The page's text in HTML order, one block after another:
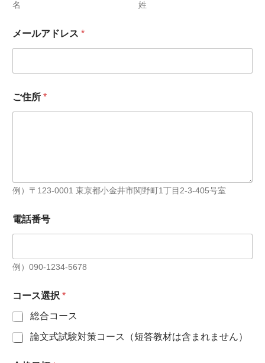
名 姓
ー
ル
ス
ご
住
メールアドレス *
ご住所 *
例）〒123-0001 東京都小金井市関野町1丁目2-3-405号室
電話番号
例）090-1234-5678
コース選択 *
総合コース
論文式試験対策コース（短答教材は含まれません）